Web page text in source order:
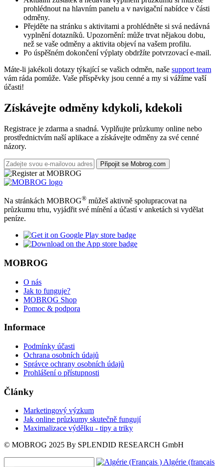
prohlédnout na hlavním panelu a v navigační nabídce v části
odměny.
Přejděte na stránku s aktivitami a prohlédněte si svá nedávná
vyplnění dotazníků. Upozornění: může trvat nějakou dobu,
než se vaše odměny a aktivita objeví na vašem profilu.
Po úspěšném dokončení výplaty obdržíte potvrzovací e-mail.
Máte-li jakékoli dotazy týkající se vašich odměn, naše support team
vám ráda pomůže. Vaše příspěvky jsou cenné a my si vážíme vaší
účasti!
Získávejte odměny kdykoli, kdekoli
Registrace je zdarma a snadná. Vyplňujte průzkumy online nebo
prostřednictvím naší aplikace a získávejte odměny za své cenné
názory.
Připojit se Mobrog.com
Na stránkách MOBROG® můžeš aktivně spolupracovat na
průzkumu trhu, vyjádřit své mínění a účastí v anketách si vydělat
peníze.
MOBROG
O nás
Jak to funguje?
MOBROG Shop
Pomoc & podpora
Informace
Podmínky účasti
Ochrana osobních údajů
Správce ochrany osobních údajů
Prohlášení o přístupnosti
Články
Marketingový výzkum
Jak online průzkumy skutečně fungují
Maximalizace výdělku - tipy a triky
© MOBROG 2025 By SPLENDID RESEARCH GmbH
Algérie (français